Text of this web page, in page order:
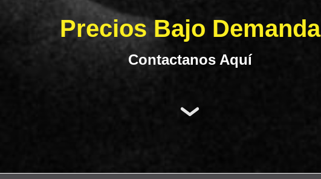
Precios Bajo Demanda
Contactanos Aquí